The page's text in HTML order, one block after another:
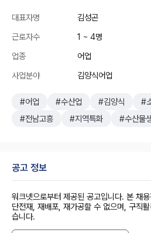
대표자명
김성곤
근로자수
1 ~ 4명
업종
어업
사업분야
김양식어업
#어업 #수산업 #김양식 #
#전남고흥
#지역특화 #수산물
공고 정보
워크넷으로부터 제공된 공고입니다. 본 채
단전재, 재배포, 재가공할 수 없으며, 구직
습니다.